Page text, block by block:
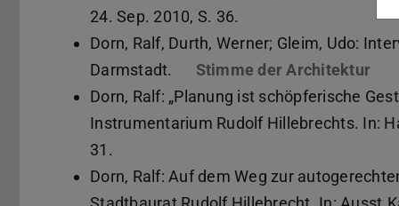
24. Sep. 2010, S. 36.
Dorn, Ralf, Durth, Werner; Gleim, Udo:
Darmstadt.
Stimme der Architektur
Dorn, Ralf: „Planung ist schöpferische
Instrumentarium Rudolf Hillebrechts. In:
31.
Dorn, Ralf: Auf dem Weg zur